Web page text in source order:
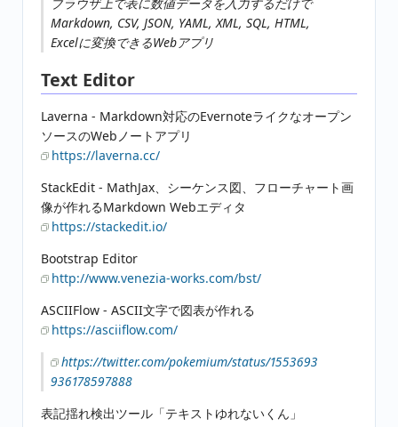
Markdown, CSV, JSON, YAML, XML, SQL, HTML,
Excelに変換できるWebアプリ
Text Editor
Laverna - Markdown対応のEvernoteライクなオープン
ソースのWebノートアプリ
https://laverna.cc/
StackEdit - MathJax、シーケンス図、フローチャート画
像が作れるMarkdown Webエディタ
https://stackedit.io/
Bootstrap Editor
http://www.venezia-works.com/bst/
ASCIIFlow - ASCII文字で図表が作れる
https://asciiflow.com/
https://twitter.com/pokemium/status/1553693
936178597888
表記揺れ検出ツール「テキストゆれないくん」